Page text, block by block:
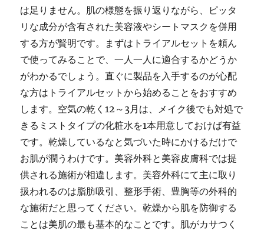
は足りません。肌の様態を振り返りながら、ピッタ
リな成分が含有された美容液やシートマスクを併用
する方が賢明です。まずはトライアルセットを頼ん
で使ってみることで、一人一人に適合するかどうか
がわかるでしょう。直ぐに製品を入手するのが心配
な方はトライアルセットから始めることをおすすめ
します。空気の乾く12～3月は、メイク後でも対処で
きるミストタイプの化粧水を1本用意しておけば有益
です。乾燥しているなと気づいた時にかけるだけで
お肌が潤うわけです。美容外科と美容皮膚科では提
供される施術が相違します。美容外科にて主に取り
扱われるのは脂肪吸引、整形手術、豊胸等の外科的
な施術だと思ってください。乾燥から肌を防御する
ことは美肌の最も基本的なことです。肌がカサつく